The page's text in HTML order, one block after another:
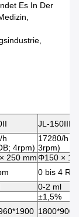
Es In Der
JL-150III
h
4rpm)
17280/h
3rpm)
250 mmΦ150 ×
0 bis 4
0-2 ml
±1,5%